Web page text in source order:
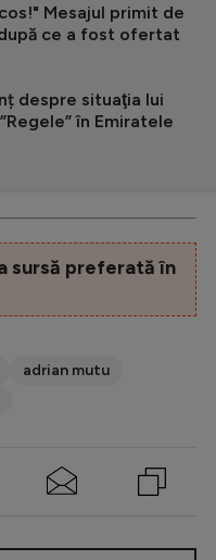
Mesajul primit de
ce a fost ofertat
despre situaţia lui
în Emiratele
sursă preferată în
adrian mutu